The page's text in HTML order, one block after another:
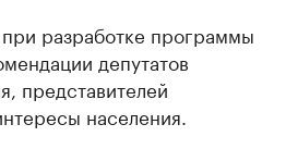
разработке программы
депутатов
представителей
населения.